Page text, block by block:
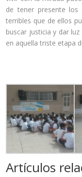
de tener presente los
terribles que de ellos
buscar justicia y dar
en aquella triste etapa
Artículos